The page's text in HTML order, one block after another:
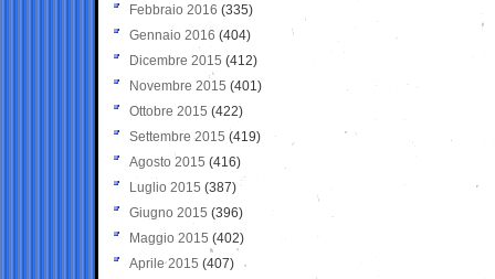
Febbraio 2016 (335)
Gennaio 2016 (404)
Dicembre 2015 (412)
Novembre 2015 (401)
Ottobre 2015 (422)
Settembre 2015 (419)
Agosto 2015 (416)
Luglio 2015 (387)
Giugno 2015 (396)
Maggio 2015 (402)
Aprile 2015 (407)